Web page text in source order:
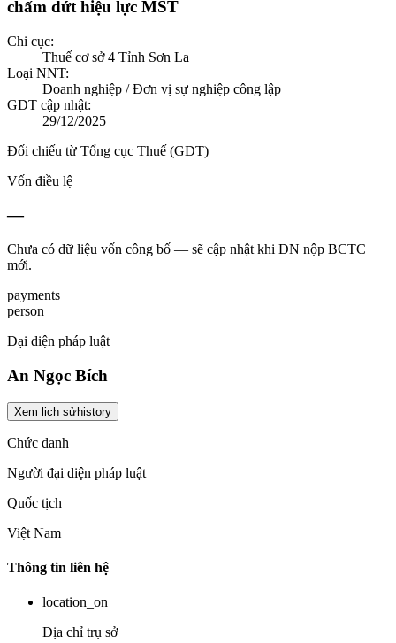
chấm dứt hiệu lực MST
Chi cục:
Thuế cơ sở 4 Tỉnh Sơn La
Loại NNT:
Doanh nghiệp / Đơn vị sự nghiệp công lập
GDT cập nhật:
29/12/2025
Đối chiếu từ Tổng cục Thuế (GDT)
Vốn điều lệ
—
Chưa có dữ liệu vốn công bố — sẽ cập nhật khi DN nộp BCTC
mới.
payments
person
Đại diện pháp luật
An Ngọc Bích
Xem lịch sửhistory
Chức danh
Người đại diện pháp luật
Quốc tịch
Việt Nam
Thông tin liên hệ
location_on
Địa chỉ trụ sở